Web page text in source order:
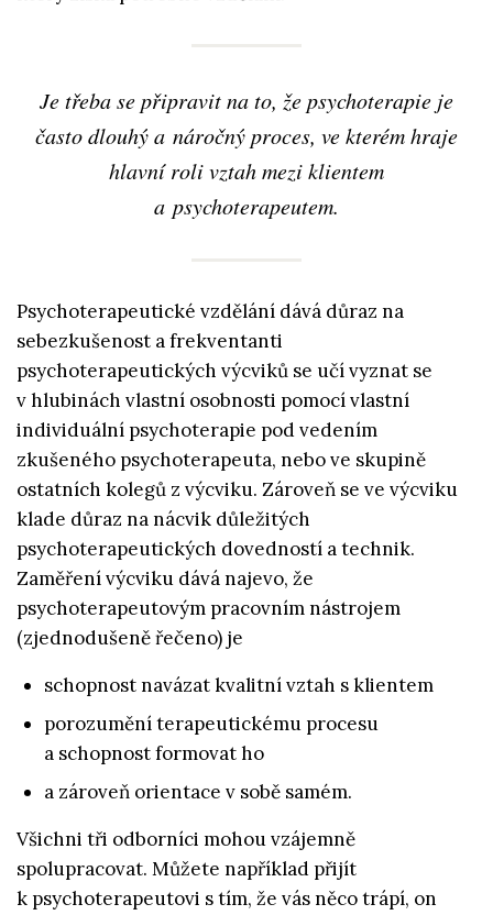
Je třeba se připravit na to, že psychoterapie je
často dlouhý a náročný proces, ve kterém hraje
hlavní roli vztah mezi klientem
a psychoterapeutem.
Psychoterapeutické vzdělání dává důraz na
sebezkušenost a frekventanti
psychoterapeutických výcviků se učí vyznat se
v hlubinách vlastní osobnosti pomocí vlastní
individuální psychoterapie pod vedením
zkušeného psychoterapeuta, nebo ve skupině
ostatních kolegů z výcviku. Zároveň se ve výcviku
klade důraz na nácvik důležitých
psychoterapeutických dovedností a technik.
Zaměření výcviku dává najevo, že
psychoterapeutovým pracovním nástrojem
(zjednodušeně řečeno) je
schopnost navázat kvalitní vztah s klientem
porozumění terapeutickému procesu
a schopnost formovat ho
a zároveň orientace v sobě samém.
Všichni tři odborníci mohou vzájemně
spolupracovat. Můžete například přijít
k psychoterapeutovi s tím, že vás něco trápí, on